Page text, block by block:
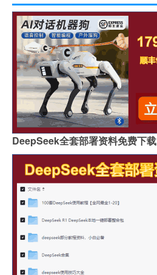
DeepSeek全套部署资料免费下载